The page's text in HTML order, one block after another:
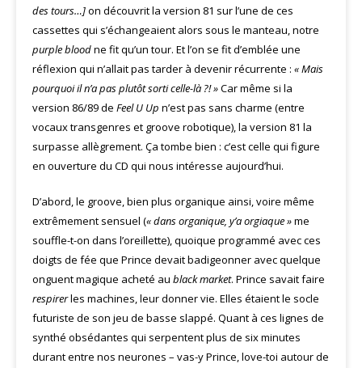
des tours…]on découvrit la version 81 sur l’une de ces
cassettes qui s’échangeaient alors sous le manteau, notre
purple bloodne fit qu’un tour. Et l’on se fit d’emblée une
réflexion qui n’allait pas tarder à devenir récurrente : « Mais
pourquoi il n’a pas plutôt sorti celle-là ?! »Car même si la
version 86/89 de Feel U Up n’est pas sans charme (entre
vocaux transgenres et groove robotique), la version 81 la
surpasse allègrement. Ça tombe bien : c’est celle qui figure
en ouverture du CD qui nous intéresse aujourd’hui.
D’abord, le groove, bien plus organique ainsi, voire même
extrêmement sensuel (« dans organique, y’a orgiaque »me
souffle-t-on dans l’oreillette), quoique programmé avec ces
doigts de fée que Prince devait badigeonner avec quelque
onguent magique acheté au black market. Prince savait faire
respirerles machines, leur donner vie. Elles étaient le socle
futuriste de son jeu de basse slappé. Quant à ces lignes de
synthé obsédantes qui serpentent plus de six minutes
durant entre nos neurones – vas-y Prince, love-toi autour de